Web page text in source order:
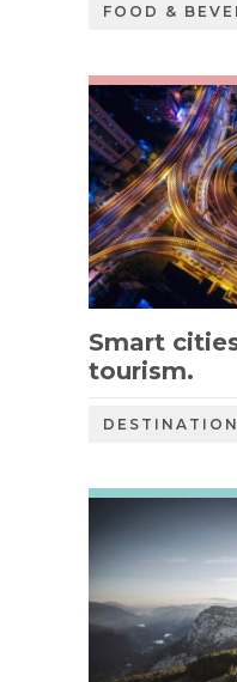
FOOD &
Smart
tourism.
DESTINATION